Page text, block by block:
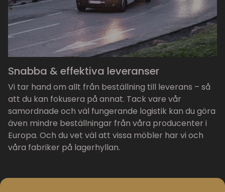
Snabba & effektiva leveranser
Vi tar hand om allt från beställning till leverans – så
att du kan fokusera på annat. Tack vare vår
samordnade och väl fungerande logistik kan du göra
även mindre beställningar från våra producenter i
Europa. Och du vet väl att vissa möbler har vi och
våra fabriker på lagerhyllan.